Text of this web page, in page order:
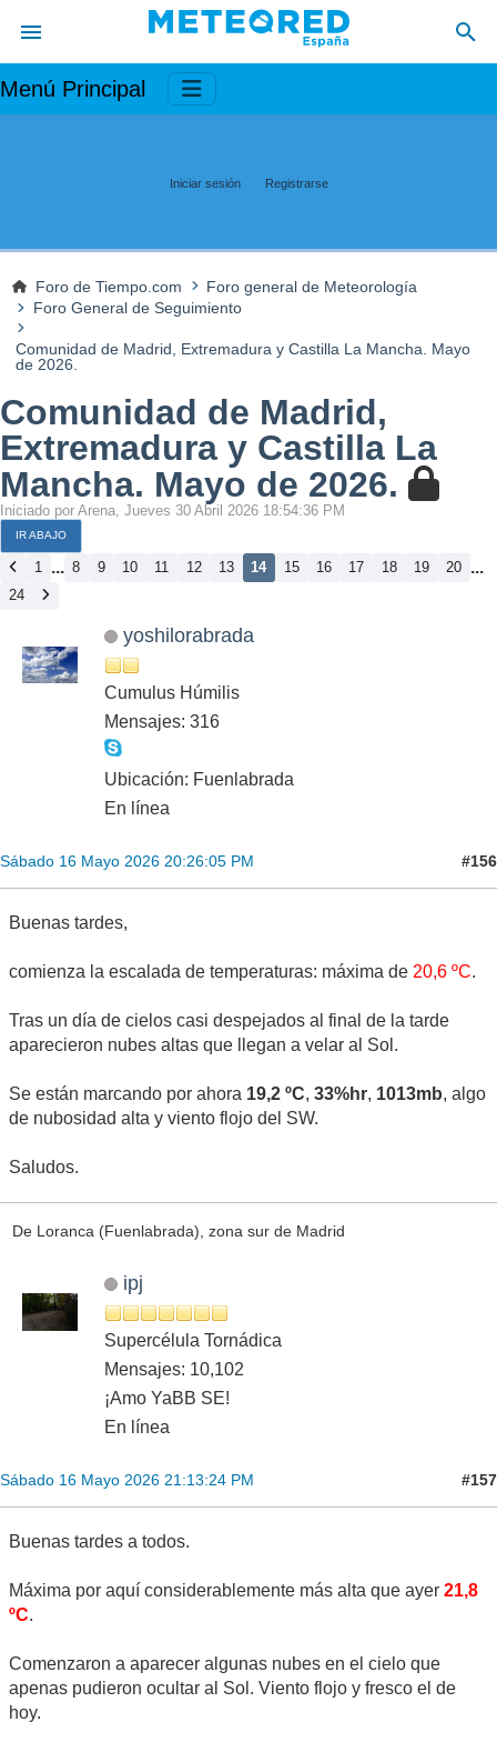
Menú Principal
Iniciar sesión Registrarse
Foro de Tiempo.com
Foro general de Meteorología
Foro General de Seguimiento
Comunidad de Madrid, Extremadura y Castilla La Mancha. Mayo
de 2026.
Comunidad de Madrid,
Extremadura y Castilla La
Mancha. Mayo de 2026.
Iniciado por Arena, Jueves 30 Abril 2026 18:54:36 PM
IR ABAJO
1 ... 8 9 10 11 12 13 14 15 16 17 18 19 20 ...
24
yoshilorabrada
Cumulus Húmilis
Mensajes: 316
Ubicación: Fuenlabrada
En línea
Sábado 16 Mayo 2026 20:26:05 PM #156
Buenas tardes,
comienza la escalada de temperaturas: máxima de 20,6 ºC.
Tras un día de cielos casi despejados al final de la tarde
aparecieron nubes altas que llegan a velar al Sol.
Se están marcando por ahora 19,2 ºC, 33%hr, 1013mb, algo
de nubosidad alta y viento flojo del SW.
Saludos.
De Loranca (Fuenlabrada), zona sur de Madrid
ipj
Supercélula Tornádica
Mensajes: 10,102
¡Amo YaBB SE!
En línea
Sábado 16 Mayo 2026 21:13:24 PM #157
Buenas tardes a todos.
Máxima por aquí considerablemente más alta que ayer 21,8
ºC.
Comenzaron a aparecer algunas nubes en el cielo que
apenas pudieron ocultar al Sol. Viento flojo y fresco el de
hoy.